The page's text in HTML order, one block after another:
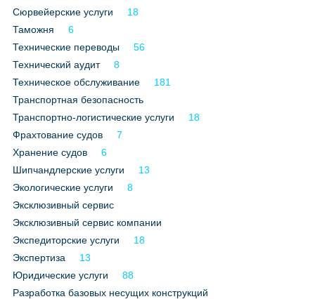
Сюрвейерские услуги
18
Таможня
6
Технические переводы
56
Технический аудит
8
Техническое обслуживание
181
Транспортная безопасность
Транспортно-логистические услуги
18
Фрахтование судов
7
Хранение судов
6
Шипчандлерские услуги
13
Экологические услуги
8
Эксклюзивный сервис
Эксклюзивный сервис компании
Экспедиторские услуги
18
Экспертиза
13
Юридические услуги
88
Разработка базовых несущих конструкций